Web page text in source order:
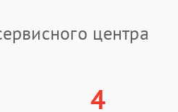
центра
4